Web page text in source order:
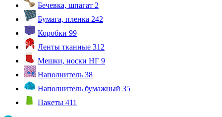
Бечевка, шпагат 2
Бумага, пленка 242
Коробки 99
Ленты тканные 312
Мешки, носки НГ 9
Наполнитель 38
Наполнитель бумажный 35
Пакеты 411